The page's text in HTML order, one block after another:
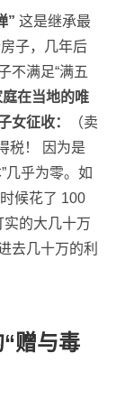
” 这是继承最
子，几年后
不满足“满五
庭在当地的唯
女征收：
（卖
税！ 因为是
几乎为零。如
候花了 100
的大几十万
去几十万的利
赠与毒